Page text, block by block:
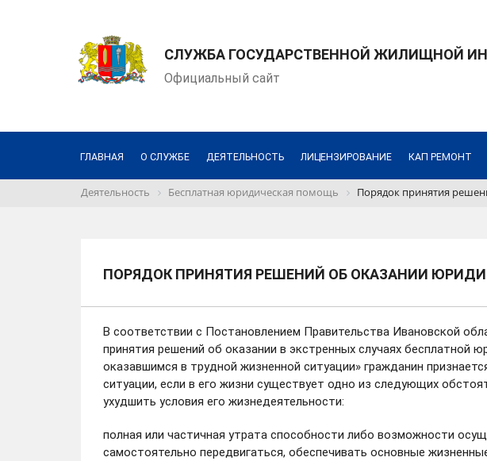
СЛУЖБА ГОСУДАРСТВЕННОЙ ЖИЛИЩНОЙ
Официальный сайт
ГЛАВНАЯ О СЛУЖБЕ ДЕЯТЕЛЬНОСТЬ ЛИЦЕНЗИРОВАНИЕ КАП РЕМОНТ
Деятельность Бесплатная юридическая помощь Порядок принятия
ПОРЯДОК ПРИНЯТИЯ РЕШЕНИЙ ОБ ОКАЗАНИИ
В соответствии с Постановлением Правительства Ивановской
принятия решений об оказании в экстренных случаях бесплатной
оказавшимся в трудной жизненной ситуации» гражданин
ситуации, если в его жизни существует одно из следующих
ухудшить условия его жизнедеятельности:
полная или частичная утрата способности либо возможности
самостоятельно передвигаться, обеспечивать основные